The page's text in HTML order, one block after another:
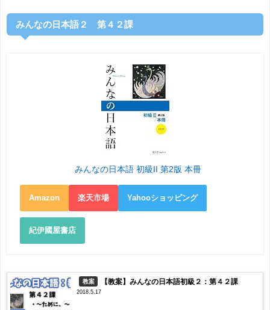
みんなの日本語２ 第４２課
みんなの日本語 初級II 第2版 本冊
Amazon 楽天市場 Yahooショッピング
紀伊國屋書店
教案 【教案】みんなの日本語初級２：第４２課
2018.5.17